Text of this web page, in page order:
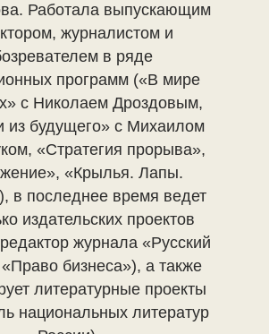
Работала выпускающим
журналистом и
в ряде
программ («В мире
с Николаем Дроздовым,
из будущего» с Михаилом
«Стратегия прорыва»,
«Крылья. Лапы.
в последнее время ведет
издательских проектов
журнала «Русский
«Право бизнеса»), а также
литературные проекты
национальных литератур